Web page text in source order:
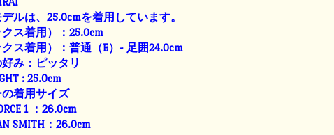
ルは、25.0cmを着用しています。
ス着用）：25.0cm
ス着用）：普通（E）- 足囲24.0cm
み：ピッタリ
: 25.0cm
着用サイズ
1 ：26.0cm
SMITH：26.0cm